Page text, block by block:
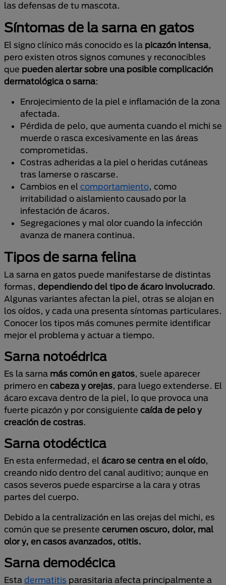
las defensas de tu mascota.
Síntomas de la sarna en gatos
El signo clínico más conocido es la picazón intensa,
pero existen otros signos comunes y reconocibles
que pueden alertar sobre una posible complicación
dermatológica o sarna:
Enrojecimiento de la piel e inflamación de la zona
afectada.
Pérdida de pelo, que aumenta cuando el michi se
muerde o rasca excesivamente en las áreas
comprometidas.
Costras adheridas a la piel o heridas cutáneas
tras lamerse o rascarse.
Cambios en el comportamiento, como
irritabilidad o aislamiento causado por la
infestación de ácaros.
Segregaciones y mal olor cuando la infección
avanza de manera continua.
Tipos de sarna felina
La sarna en gatos puede manifestarse de distintas
formas, dependiendo del tipo de ácaro involucrado.
Algunas variantes afectan la piel, otras se alojan en
los oídos, y cada una presenta síntomas particulares.
Conocer los tipos más comunes permite identificar
mejor el problema y actuar a tiempo.
Sarna notoédrica
Es la sarna más común en gatos, suele aparecer
primero en cabeza y orejas, para luego extenderse. El
ácaro excava dentro de la piel, lo que provoca una
fuerte picazón y por consiguiente caída de pelo y
creación de costras.
Sarna otodéctica
En esta enfermedad, el ácaro se centra en el oído,
creando nido dentro del canal auditivo; aunque en
casos severos puede esparcirse a la cara y otras
partes del cuerpo.
Debido a la centralización en las orejas del michi, es
común que se presente cerumen oscuro, dolor, mal
olor y, en casos avanzados, otitis.
Sarna demodécica
Esta dermatitis parasitaria afecta principalmente a